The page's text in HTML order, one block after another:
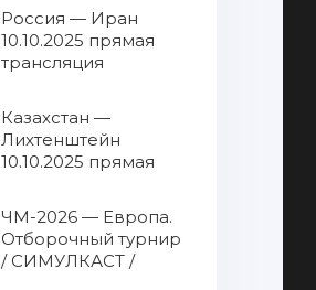
Россия — Иран
10.10.2025 прямая
трансляция
Казахстан —
Лихтенштейн
10.10.2025 прямая
ЧМ-2026 — Европа.
Отборочный турнир
/ СИМУЛКАСТ /